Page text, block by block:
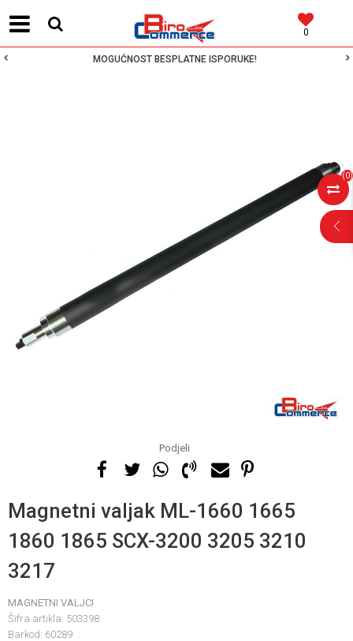
0
MOGUĆNOST BESPLATNE ISPORUKE!
(0)
Podjeli
Magnetni valjak ML-1660 1665
1860 1865 SCX-3200 3205 3210
3217
MAGNETNI VALJCI
Šifra artikla: 503398
Barkod: 60289